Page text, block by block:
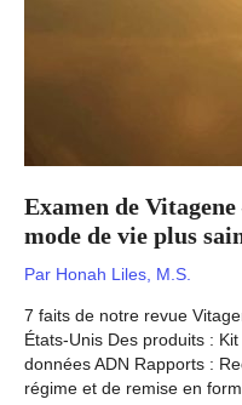
Examen de
mode de vie plus
Par Honah Liles, M.S.
7 faits de notre revue
États-Unis Des produits :
données ADN Rapports :
régime et de remise en